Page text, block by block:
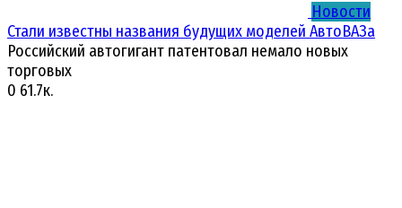
Новости
Стали известны названия будущих моделей АвтоВАЗа
Российский автогигант патентовал немало новых
торговых
0 61.7к.